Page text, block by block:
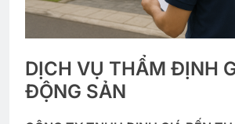
DỊCH VỤ THẨM ĐỊNH
ĐỘNG SẢN